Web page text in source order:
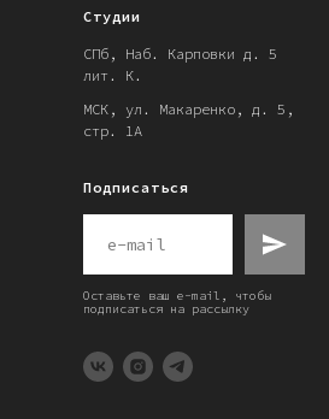
Студии
СПб, Наб. Карповки д. 5
лит. К.
МСК, ул. Макаренко, д. 5,
стр. 1А
Подписаться
Оставьте ваш e-mail, чтобы
подписаться на рассылку